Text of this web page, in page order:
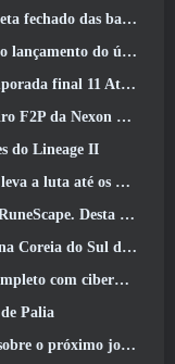
infantaria do War Thunder
teste beta fechado
final 11 Atualizar
Zero Point começou hoje
do Lineage II
luta até os deuses
é a habitação do jogador
Sul daqui para frente
de crossover do Apex Legends
Palia
Solo: KARMA na Anime Expo